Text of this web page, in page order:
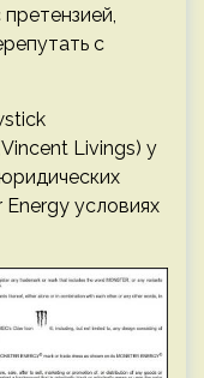
с
Livings) у
Energy условиях